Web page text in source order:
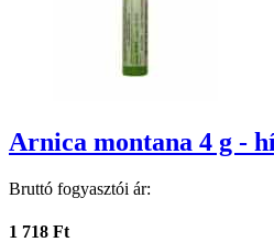
Arnica montana 4 g -
Bruttó fogyasztói ár:
1 718 Ft